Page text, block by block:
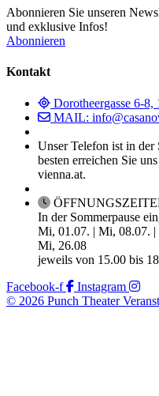
Abonnieren Sie unseren
und exklusive Infos!
Abonnieren
Kontakt
Dorotheergasse 6-8,
MAIL:
Unser Telefon ist in der
besten erreichen Sie
vienna.at.
In der Sommerpause
Mi, 01.07. | Mi, 08.07.
Mi, 26.08
jeweils von 15.00 bis
Facebook-f
Instagram
© 2026 Punch Theater